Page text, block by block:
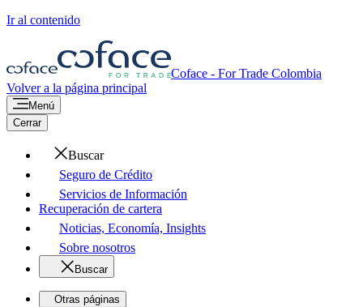
Ir al contenido
Coface - For Trade Colombia
Volver a la página principal
Menú
Cerrar
Buscar
Seguro de Crédito
Servicios de Información
Recuperación de cartera
Noticias, Economía, Insights
Sobre nosotros
Buscar
Otras páginas